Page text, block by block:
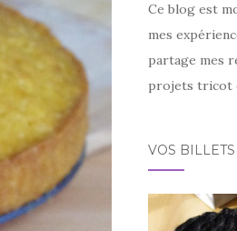
Ce blog est
mes
partage mes
projets tricot
VOS